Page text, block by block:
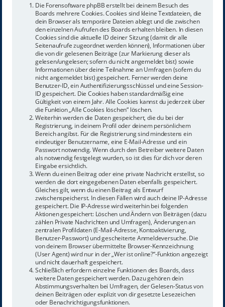
Die Forensoftware phpBB erstellt bei deinem Besuch des
Boards mehrere Cookies. Cookies sind kleine Textdateien, die
dein Browser als temporäre Dateien ablegt und die zwischen
den einzelnen Aufrufen des Boards erhalten bleiben. In diesen
Cookies sind die aktuelle ID deiner Sitzung (damit dir alle
Seitenaufrufe zugeordnet werden können), Informationen über
die von dir gelesenen Beiträge (zur Markierung dieser als
gelesen/ungelesen; sofern du nicht angemeldet bist) sowie
Informationen über deine Teilnahme an Umfragen (sofern du
nicht angemeldet bist) gespeichert. Ferner werden deine
Benutzer-ID, ein Authentifizierungsschlüssel und eine Session-
ID gespeichert. Die Cookies haben standardmäßig eine
Gültigkeit von einem Jahr. Alle Cookies kannst du jederzeit über
die Funktion „Alle Cookies löschen“ löschen.
Weiterhin werden die Daten gespeichert, die du bei der
Registrierung, in deinem Profil oder deinem persönlichem
Bereich angibst. Für die Registrierung sind mindestens ein
eindeutiger Benutzername, eine E-Mail-Adresse und ein
Passwort notwendig. Wenn durch den Betreiber weitere Daten
als notwendig festgelegt wurden, so ist dies für dich vor deren
Eingabe ersichtlich.
Wenn du einen Beitrag oder eine private Nachricht erstellst, so
werden die dort eingegebenen Daten ebenfalls gespeichert.
Gleiches gilt, wenn du einen Beitrag als Entwurf
zwischenspeicherst. In diesen Fällen wird auch deine IP-Adresse
gespeichert. Die IP-Adresse wird weiterhin bei folgenden
Aktionen gespeichert: Löschen und Ändern von Beiträgen (dazu
zählen Private Nachrichten und Umfragen), Änderungen an
zentralen Profildaten (E-Mail-Adresse, Kontoaktivierung,
Benutzer-Passwort) und gescheiterte Anmeldeversuche. Die
von deinem Browser übermittelte Browser-Kennzeichnung
(User Agent) wird nur in der „Wer ist online?“-Funktion angezeigt
und nicht dauerhaft gespeichert.
Schließlich erfordern einzelne Funktionen des Boards, dass
weitere Daten gespeichert werden. Dazu gehören dein
Abstimmungsverhalten bei Umfragen, der Gelesen-Status von
deinen Beiträgen oder explizit von dir gesetzte Lesezeichen
oder Benachrichtigungsfunktionen.